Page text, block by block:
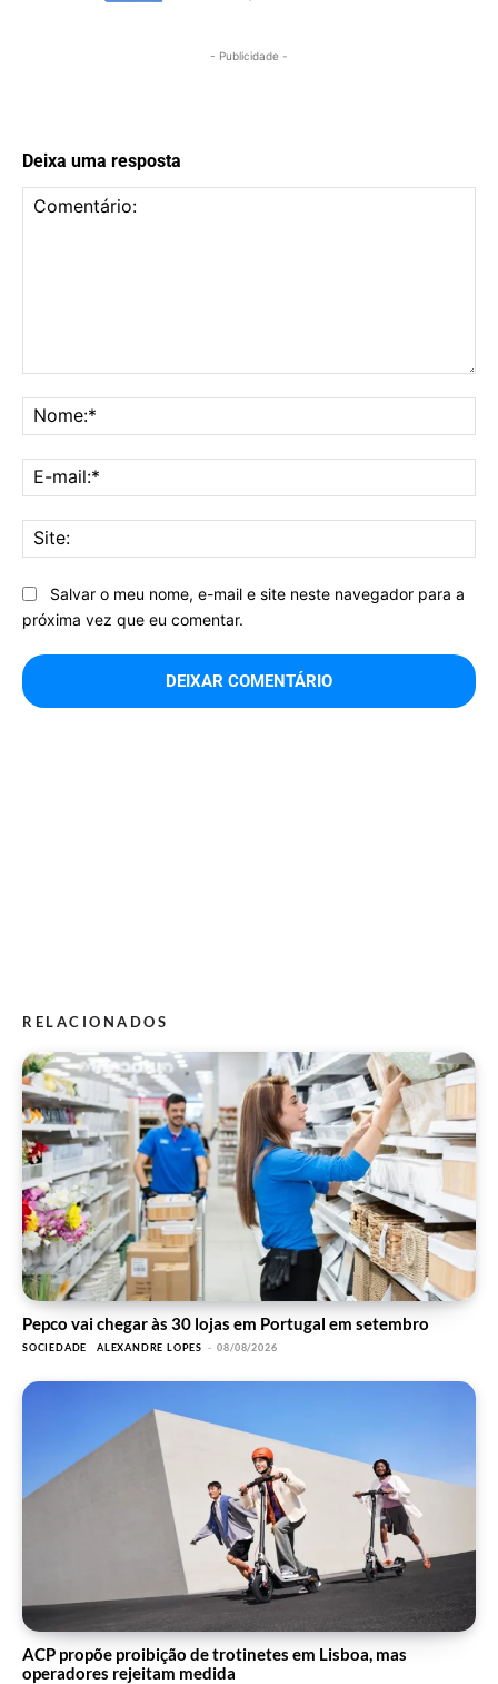
- Publicidade -
Deixa uma resposta
Salvar o meu nome, e-mail e site neste navegador para a
próxima vez que eu comentar.
RELACIONADOS
Pepco vai chegar às 30 lojas em Portugal em setembro
SOCIEDADE ALEXANDRE LOPES - 08/08/2026
ACP propõe proibição de trotinetes em Lisboa, mas
operadores rejeitam medida